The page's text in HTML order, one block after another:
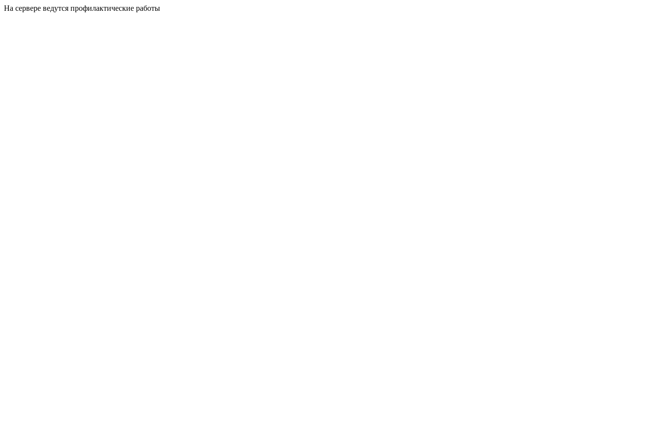
На сервере ведутся профилактические работы